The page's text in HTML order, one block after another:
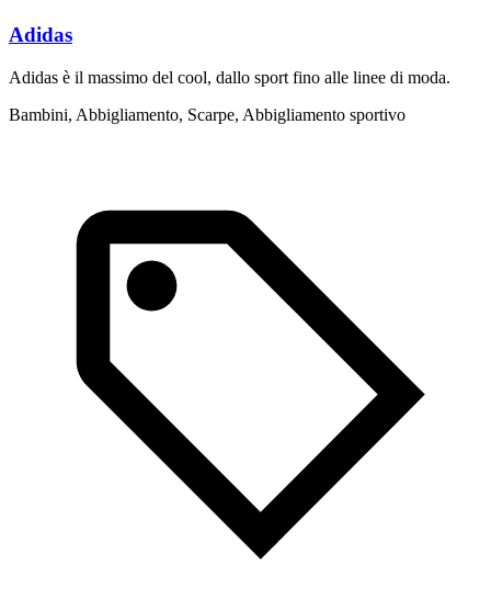
Adidas
Adidas è il massimo del cool, dallo sport fino alle linee di moda.
Bambini, Abbigliamento, Scarpe, Abbigliamento sportivo